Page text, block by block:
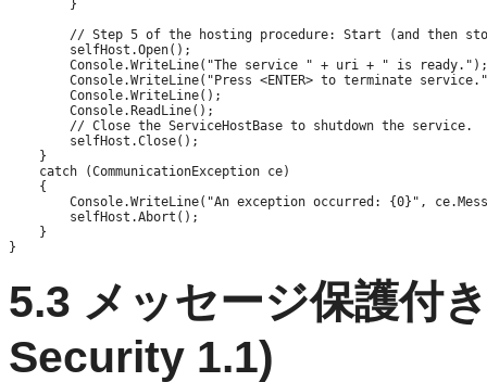
        }
// Step 5 of the hosting procedure: Start (and then
        selfHost.Open();
        Console.WriteLine("The service " + uri + " is ready.");
Console.WriteLine("Press <ENTER> to terminate
        Console.WriteLine();
        Console.ReadLine();
        // Close the ServiceHostBase to shutdown the service.
        selfHost.Close();
    }
    catch (CommunicationException ce)
    {
Console.WriteLine("An exception occurred: {0}",
        selfHost.Abort();
    }
5.3 メッセージ保護付
Security 1.1)